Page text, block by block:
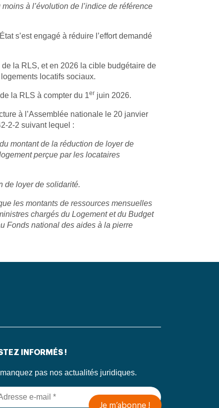
à l’évolution de l’indice de référence
s’est engagé à réduire l’effort demandé
la RLS, et en 2026 la cible budgétaire de
locatifs sociaux.
la RLS à compter du 1er juin 2026.
à l’Assemblée nationale le 20 janvier
2-2 suivant lequel :
montant de la réduction de loyer de
perçue par les locataires
de loyer de solidarité.
les montants de ressources mensuelles
chargés du Logement et du Budget
Fonds national des aides à la pierre
INFORMÉS !
pas nos actualités juridiques.